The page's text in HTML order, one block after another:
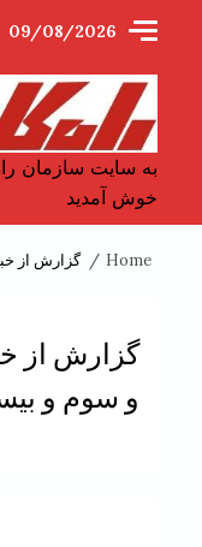
09/08/2026
به سایت سازمان
خوش آمدید
Home گزارش از
گزارش از
و سوم و